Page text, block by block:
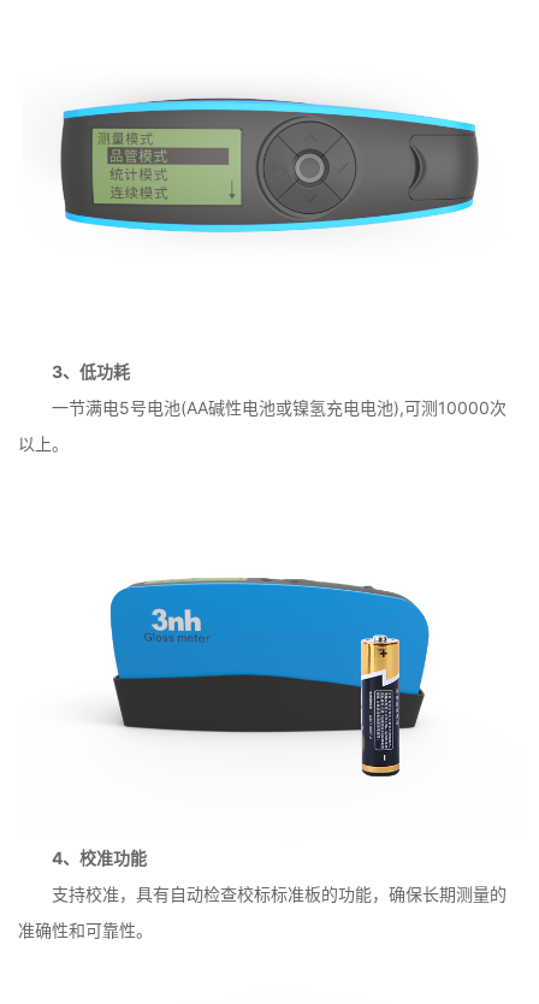
3、低功耗
一节满电5号电池(AA碱性电池或镍氢充电电池),可测10000次
以上。
4、校准功能
支持校准，具有自动检查校标标准板的功能，确保长期测量的
准确性和可靠性。